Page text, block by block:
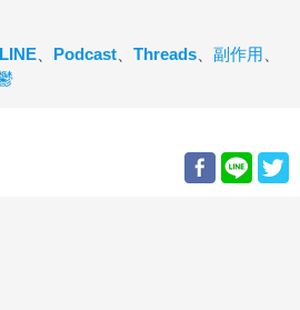
LINE Podcast Threads 副作用